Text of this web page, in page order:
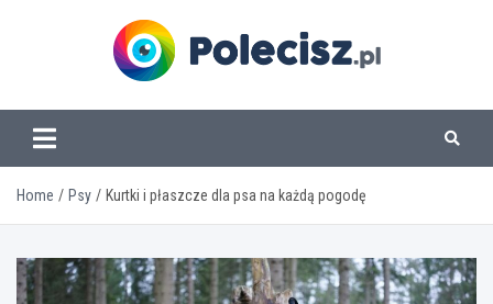
www.polecisz.pl
Home Psy Kurtki i płaszcze dla psa na każdą pogodę